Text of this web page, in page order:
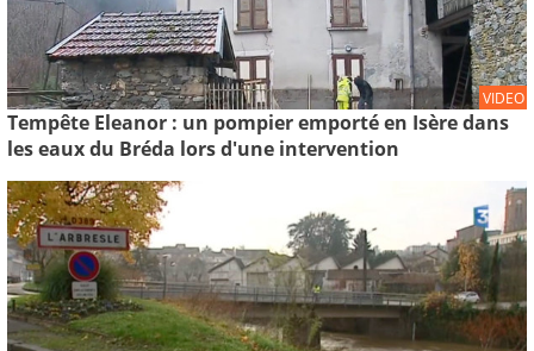
VIDEO
Tempête Eleanor : un pompier emporté en Isère dans
les eaux du Bréda lors d'une intervention